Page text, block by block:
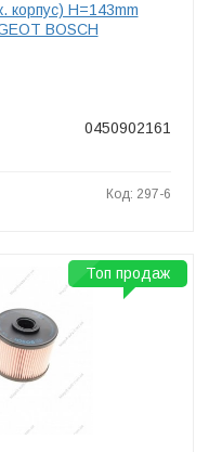
корпус) H=143mm
BOSCH
0450902161
Код: 297-6
Топ продаж